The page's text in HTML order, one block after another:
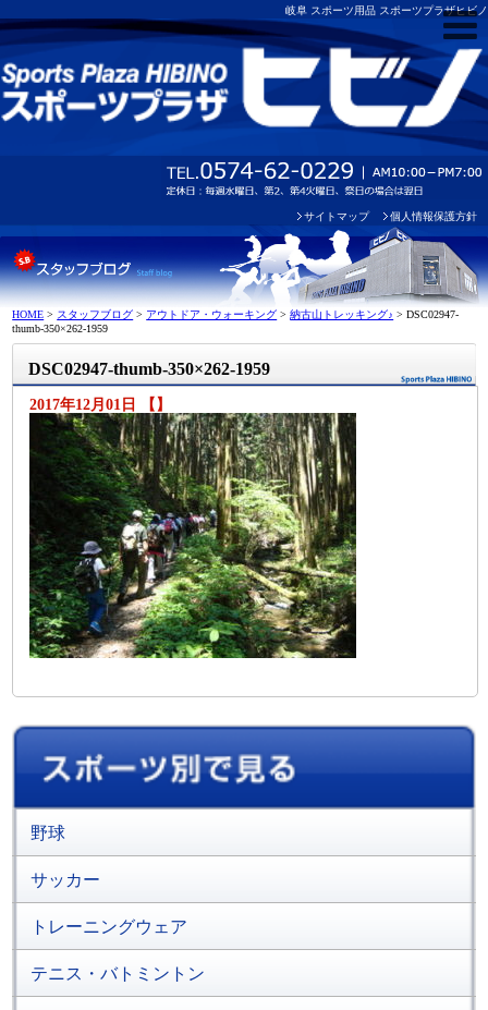
岐阜 スポーツ用品 スポーツプラザヒビノ
サイトマップ 個人情報保護方針
HOME > スタッフブログ > アウトドア・ウォーキング >納古山トレッキング♪ >DSC02947-
thumb-350×262-1959
DSC02947-thumb-350×262-1959
2017年12月01日 【】
野球
サッカー
トレーニングウェア
テニス・バトミントン